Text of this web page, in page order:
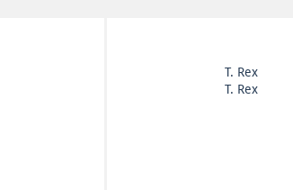
T. Rex
T. Rex